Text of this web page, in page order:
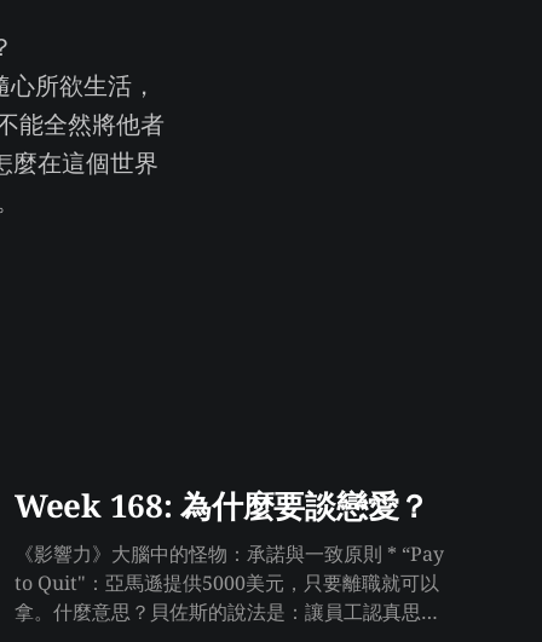
所欲生活，
能全然將他者
麼在這個世界
Week 168: 為什麼要談戀愛？
《影響力》大腦中的怪物：承諾與一致原則 * “Pay
to Quit"：亞馬遜提供5000美元，只要離職就可以
拿。什麼意思？貝佐斯的說法是：讓員工認真思考